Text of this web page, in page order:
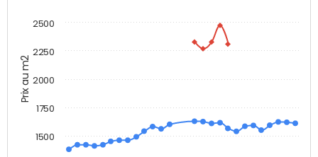
Prix au m2
1500
1750
2000
2250
2500